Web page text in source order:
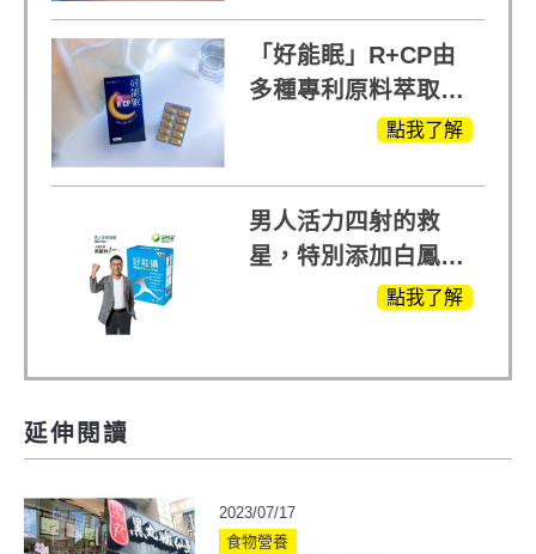
「好能眠」R+CP由
多種專利原料萃取、
白鳳豆、羅布麻、西
晰的關鍵!
點我了解
男人活力四射的救
星，特別添加白鳳豆
萃取 五色瑪卡點我了解
延伸閱讀
2023/07/17
食物營養